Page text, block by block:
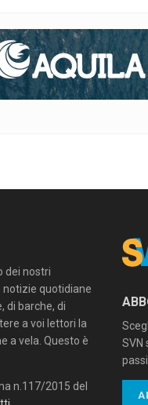
dei nostri
notizie quotidiane
di barche, di
a voi lettori la
a vela. Questo è
n.117/2015 del
SVN